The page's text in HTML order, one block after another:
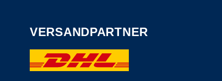
VERSANDPARTNER